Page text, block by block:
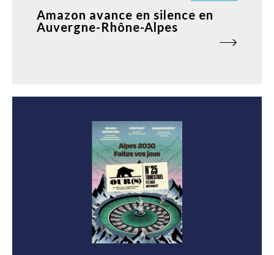
Amazon avance en silence en
Auvergne-Rhône-Alpes